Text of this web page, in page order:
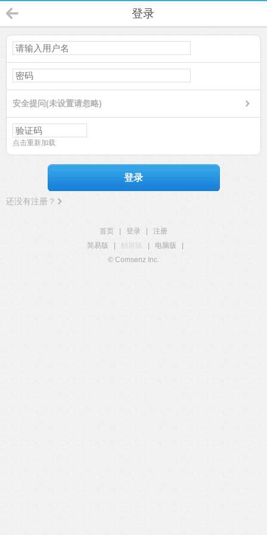
登录
安全提问(未设置请忽略)
点击重新加载
登录
还没有注册？
首页 登录
注册
简易版
触屏版 电脑版
© Comsenz Inc.